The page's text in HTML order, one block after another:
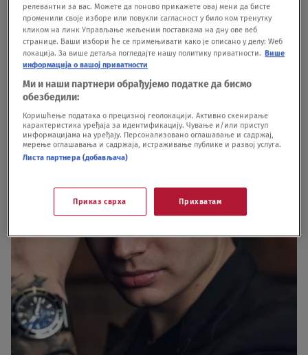
potičem iz siromašne porodice, roditelji su me
vaspitavali da moram da se snalazim sam i da ne
zavisim od drugih, te sam morao kao mlad da
zarađujem za sebe.
релевантни за вас. Можете да поново прикажете овај мени да бисте
променили своје изборе или повукли сагласност у било ком тренутку
кликом на линк Управљање жељеним поставкама на дну ове веб
странице. Ваши избори ће се примењивати како је описано у делу: Wеб
локација. За више детаља погледајте нашу политику приватности. Више
информација о вашој приватности
Ми и наши партнери обрађујемо податке да бисмо
обезбедили:
Коришћење података о прецизној геолокацији. Активно скенирање
карактеристика уређаја за идентификацију. Чување и/или приступ
информацијама на уређају. Персонализовано оглашавање и садржај,
мерење оглашавања и садржаја, истраживање публике и развој услуга.
Листа партнера (добављача)
Приказ сврха Прихватам